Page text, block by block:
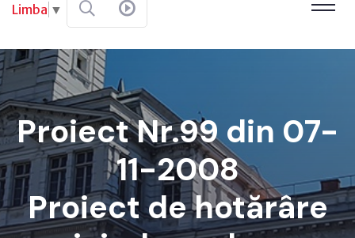
Limba ▼
Proiect Nr.99 din 07-
11-2008
Proiect de hotărâre